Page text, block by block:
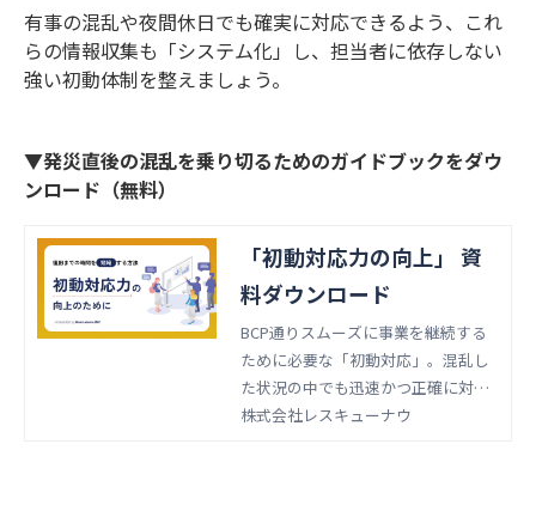
有事の混乱や夜間休日でも確実に対応できるよう、これ
らの情報収集も「システム化」し、担当者に依存しない
強い初動体制を整えましょう。
▼発災直後の混乱を乗り切るためのガイドブックをダウ
ンロード（無料）
「初動対応力の向上」 資
料ダウンロード
BCP通りスムーズに事業を継続する
ために必要な「初動対応」。混乱し
た状況の中でも迅速かつ正確に対応
できる方法を紹介しています。
株式会社レスキューナウ